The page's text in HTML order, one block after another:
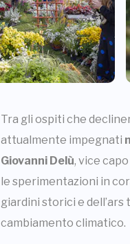
Tra gli ospiti che
attualmente impegnati
Giovanni Delù, vice
le sperimentazioni in
giardini storici e
cambiamento climatico.